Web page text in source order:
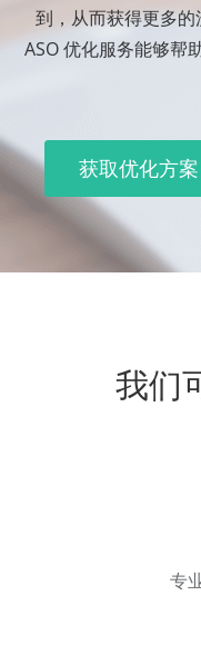
到，从而获得更多
ASO 优化服务能够帮
获取优化方案
我们
专